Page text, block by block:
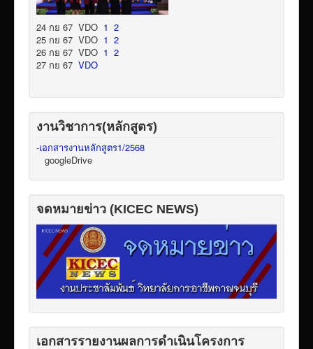
24 กย 67 VDO 1 2
25 กย 67 VDO 1 2
26 กย 67 VDO 1 2
27 กย 67 VDO
งานวิชาการ(หลักสูตร)
-เอกสารงานหลักสูตร1/2568
googleDrive
จดหมายข่าว (KICEC NEWS)
เอกสารรายงานผลการดำเนินโครงการ